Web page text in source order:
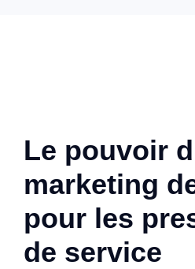
Le pouvoir
marketing
pour les
de service